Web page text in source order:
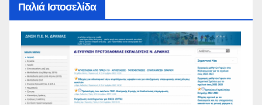
Παλιά Ιστοσελίδα